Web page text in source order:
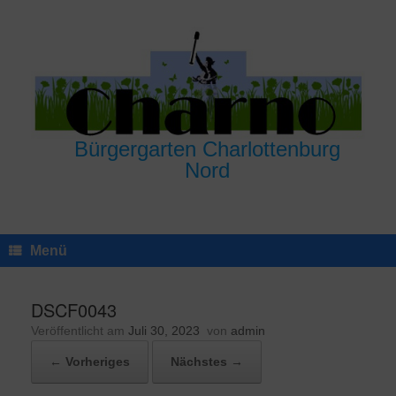
Bürgergarten Charlottenburg
Nord
Menü
DSCF0043
Veröffentlicht am Juli 30, 2023 von admin
← Vorheriges Nächstes →